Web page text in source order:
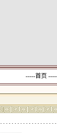
-----首页